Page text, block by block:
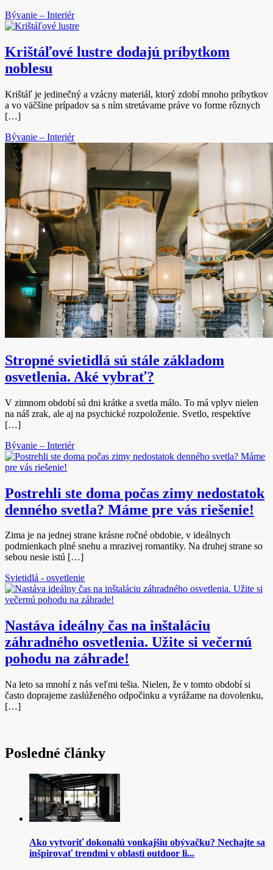
Bývanie – Interiér
Krištáľové lustre dodajú príbytkom
noblesu
Krištáľ je jedinečný a vzácny materiál, ktorý zdobí mnoho príbytkov
a vo väčšine prípadov sa s ním stretávame práve vo forme rôznych
[…]
Bývanie – Interiér
Stropné svietidlá sú stále základom
osvetlenia. Aké vybrať?
V zimnom období sú dni krátke a svetla málo. To má vplyv nielen
na náš zrak, ale aj na psychické rozpoloženie. Svetlo, respektíve
[…]
Bývanie – Interiér
Postrehli ste doma počas zimy nedostatok
denného svetla? Máme pre vás riešenie!
Zima je na jednej strane krásne ročné obdobie, v ideálnych
podmienkach plné snehu a mrazivej romantiky. Na druhej strane so
sebou nesie istú […]
Svietidlá - osvetlenie
Nastáva ideálny čas na inštaláciu
záhradného osvetlenia. Užite si večernú
pohodu na záhrade!
Na leto sa mnohí z nás veľmi tešia. Nielen, že v tomto období si
často doprajeme zaslúženého odpočinku a vyrážame na dovolenku,
[…]
Posledné články
Ako vytvoriť dokonalú vonkajšiu obývačku? Nechajte sa
inšpirovať trendmi v oblasti outdoor li...